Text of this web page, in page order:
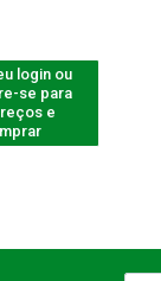
login ou
se para
e